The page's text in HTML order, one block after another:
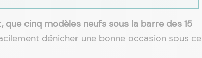
cinq modèles neufs sous la barre des 15
dénicher une bonne occasion sous ce